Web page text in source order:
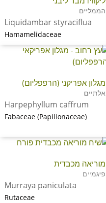
הממליים
Liquidambar styraciflua
Hamamelidaceae
מגלון אפריקני (הרפפליום)
אלתיים
Harpephyllum caffrum
Fabaceae (Papilionaceae)
מוריאה מכבדית
פיגמיים
Murraya paniculata
Rutaceae